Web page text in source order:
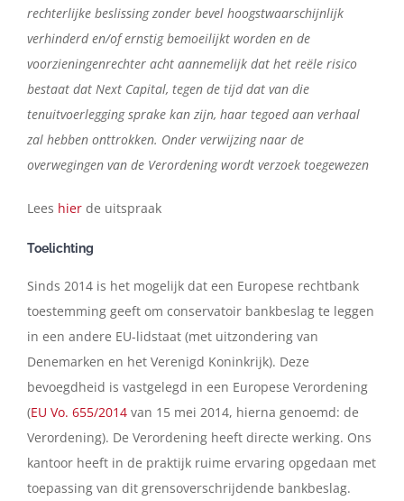
rechterlijke beslissing zonder bevel hoogstwaarschijnlijk
verhinderd en/of ernstig bemoeilijkt worden en de
voorzieningenrechter acht aannemelijk dat het reële risico
bestaat dat Next Capital, tegen de tijd dat van die
tenuitvoerlegging sprake kan zijn, haar tegoed aan verhaal
zal hebben onttrokken. Onder verwijzing naar de
overwegingen van de Verordening wordt verzoek toegewezen
Lees hier de uitspraak
Toelichting
Sinds 2014 is het mogelijk dat een Europese rechtbank
toestemming geeft om conservatoir bankbeslag te leggen
in een andere EU-lidstaat (met uitzondering van
Denemarken en het Verenigd Koninkrijk). Deze
bevoegdheid is vastgelegd in een Europese Verordening
(EU Vo. 655/2014 van 15 mei 2014, hierna genoemd: de
Verordening). De Verordening heeft directe werking. Ons
kantoor heeft in de praktijk ruime ervaring opgedaan met
toepassing van dit grensoverschrijdende bankbeslag.